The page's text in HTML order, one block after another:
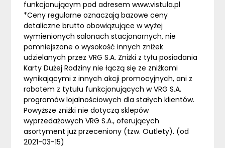
funkcjonującym pod adresem www.vistula.pl
*Ceny regularne oznaczają bazowe ceny
detaliczne brutto obowiązujące w wyżej
wymienionych salonach stacjonarnych, nie
pomniejszone o wysokość innych zniżek
udzielanych przez VRG S.A. Zniżki z tyłu posiadania
Karty Dużej Rodziny nie łączą się ze zniżkami
wynikającymi z innych akcji promocyjnych, ani z
rabatem z tytułu funkcjonujących w VRG S.A.
programów lojalnościowych dla stałych klientów.
Powyższe zniżki nie dotyczą sklepów
wyprzedażowych VRG S.A., oferujących
asortyment już przeceniony (tzw. Outlety). (od
2021-03-15)